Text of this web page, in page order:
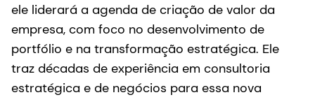
ele liderará a agenda de criação de valor da
empresa, com foco no desenvolvimento de
portfólio e na transformação estratégica. Ele
traz décadas de experiência em consultoria
estratégica e de negócios para essa nova